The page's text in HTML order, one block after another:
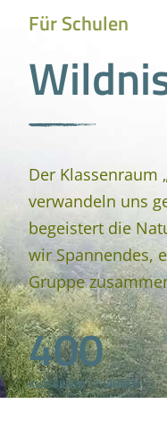
Für Schulen
Der Klassenraum
verwandeln uns
begeistert die
wir Spannendes,
Gruppe
400
KLASSEN IN 12 JAHREN